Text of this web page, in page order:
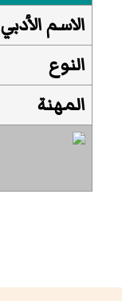
الاسم الأدبي
النوع
المهنة